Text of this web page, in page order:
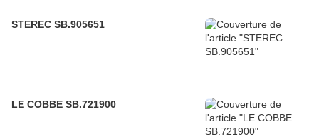
STEREC SB.905651
LE COBBE SB.721900